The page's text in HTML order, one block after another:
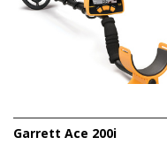
Garrett Ace 200i